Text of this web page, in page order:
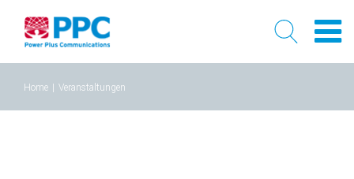
content
Home Veranstaltungen